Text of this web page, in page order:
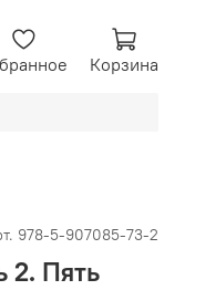
Корзина
978-5-907085-73-2
2. Пять